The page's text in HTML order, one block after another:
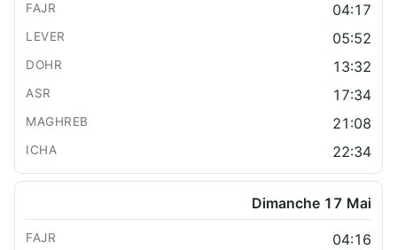
04:17
05:52
13:32
17:34
21:08
22:34
Dimanche 17 Mai
04:16